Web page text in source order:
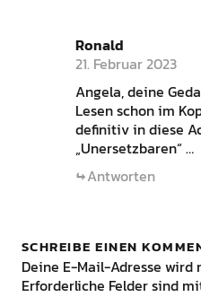
Ronald
21. Februar 2023
Angela, deine
Lesen schon im
definitiv in diese
„Unersetzbaren“ …
Antworten
SCHREIBE EINEN
Deine E-Mail-Adresse
Erforderliche Felder sind